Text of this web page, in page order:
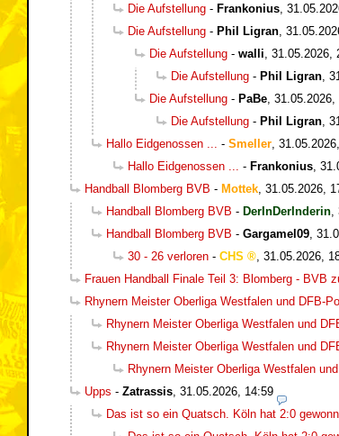
Die Aufstellung - Frankonius
Die Aufstellung - Phil Ligran
Die Aufstellung - walli 31.05.2026,
Die Aufstellung - Phil Ligran
Die Aufstellung - PaBe 31.05.2026,
Die Aufstellung - Phil Ligran
Hallo Eidgenossen ...
- Smeller
Hallo Eidgenossen ...
- Frankonius
Handball Blomberg BVB - Mottek 31.05.2026,
Handball Blomberg BVB - DerInDerInderin
Handball Blomberg BVB - Gargamel09
30 - 26 verloren - CHS
31.05.2026,
Frauen Handball Finale Teil 3: Blomberg - BVB
Rhynern Meister Oberliga Westfalen und DFB-
Rhynern Meister Oberliga Westfalen und
Rhynern Meister Oberliga Westfalen und
Rhynern Meister Oberliga Westfalen
Upps - Zatrassis 31.05.2026, 14:59
Das ist so ein Quatsch. Köln hat 2:0